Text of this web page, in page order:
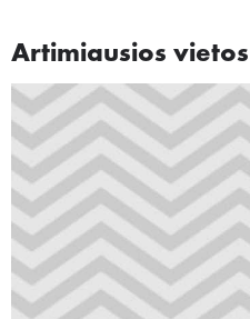
Artimiausios vietos